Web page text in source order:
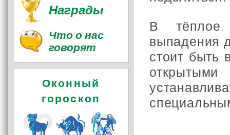
В тёплое
выпадения
стоит быть
Награды
Что о нас
говорят
Оконный
гороскоп